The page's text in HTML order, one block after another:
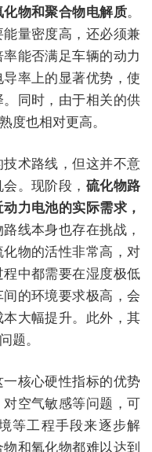
物和聚合物电解质。
量密度高，还必须兼
能否满足车辆的动力
率上的显著优势，使
同时，由于相关的供
度也相对更高。
术路线，但这并不意
。现阶段， 硫化物路
力电池的实际需求，
线本身也存在挑战，
物的活性非常高，对
中都需要在湿度极低
的环境要求极高，会
大幅提升。此外，其
题。
核心硬性指标的优势
空气敏感等问题，可
等工程手段来逐步解
和氧化物都难以达到